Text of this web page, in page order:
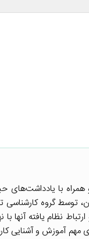
با یادداشت‌های
گروه کارشناسی
نظام یافته آنها با
مهم آموزش و آشنایی